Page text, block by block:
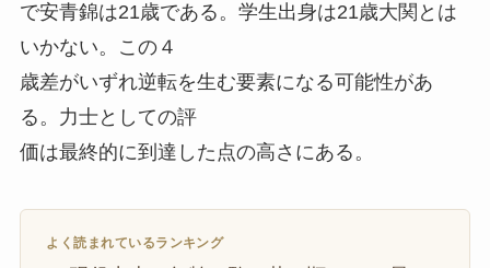
で安青錦は21歳である。学生出身は21歳大関とは
いかない。この４
歳差がいずれ逆転を生む要素になる可能性があ
る。力士としての評
価は最終的に到達した点の高さにある。
よく読まれているランキング